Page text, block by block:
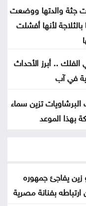
.. فيديو مؤثر
الراحل
المنطقة بحرارة
جثة والدتها ووضعت
لأنها أفشلت
الفلك .. أبرز الأحداث
في آب
تزين سماء
بهذا الموعد
يفاجئ جمهوره
ارتباطه بفنانة مصرية